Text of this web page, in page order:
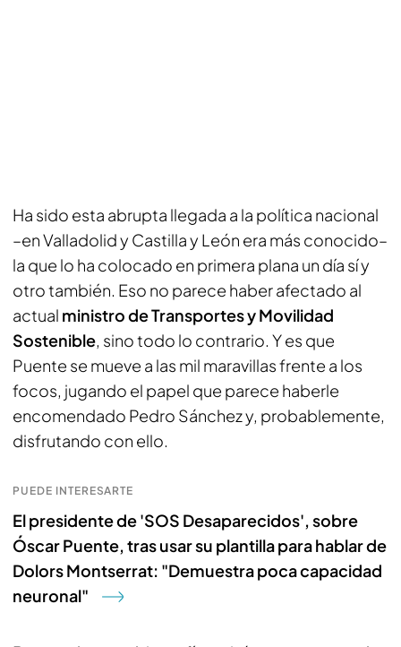
Ha sido esta abrupta llegada a la política nacional
–en Valladolid y Castilla y León era más conocido–
la que lo ha colocado en primera plana un día sí y
otro también. Eso no parece haber afectado al
actual ministro de Transportes y Movilidad
Sostenible, sino todo lo contrario. Y es que
Puente se mueve a las mil maravillas frente a los
focos, jugando el papel que parece haberle
encomendado Pedro Sánchez y, probablemente,
disfrutando con ello.
PUEDE INTERESARTE
El presidente de 'SOS Desaparecidos', sobre
Óscar Puente, tras usar su plantilla para hablar de
Dolors Montserrat: "Demuestra poca capacidad
neuronal"